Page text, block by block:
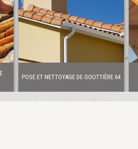
POSE ET NETTOYAGE DE GOUTTIÈRE 64